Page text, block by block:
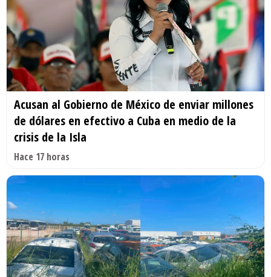
Acusan al Gobierno de México de enviar millones
de dólares en efectivo a Cuba en medio de la
crisis de la Isla
Hace 17 horas